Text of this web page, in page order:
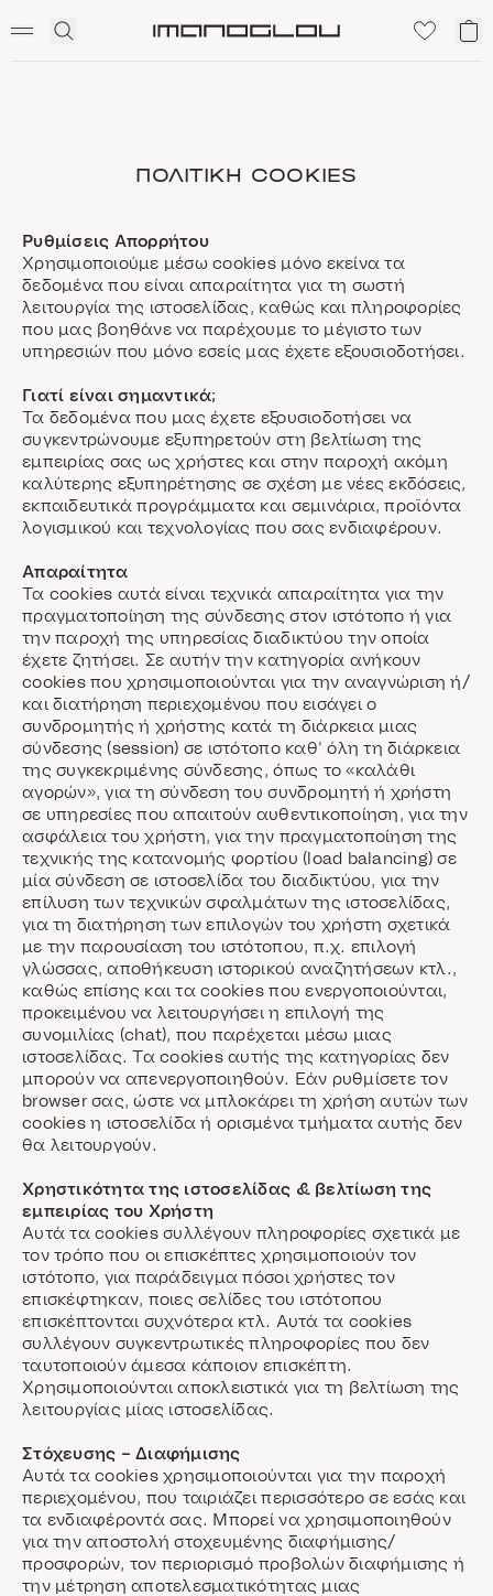
Click
Το
ΠΟΛΙΤΙΚΉ COOKIES
Ρυθμίσεις Απορρήτου
Χρησιμοποιούμε μέσω cookies μόνο εκείνα τα
δεδομένα που είναι απαραίτητα για τη σωστή
λειτουργία της ιστοσελίδας, καθώς και πληροφορίες
που μας βοηθάνε να παρέχουμε το μέγιστο των
υπηρεσιών που μόνο εσείς μας έχετε εξουσιοδοτήσει.
Γιατί είναι σημαντικά;
Τα δεδομένα που μας έχετε εξουσιοδοτήσει να
συγκεντρώνουμε εξυπηρετούν στη βελτίωση της
εμπειρίας σας ως χρήστες και στην παροχή ακόμη
καλύτερης εξυπηρέτησης σε σχέση με νέες εκδόσεις,
εκπαιδευτικά προγράμματα και σεμινάρια, προϊόντα
λογισμικού και τεχνολογίας που σας ενδιαφέρουν.
Απαραίτητα
Τα cookies αυτά είναι τεχνικά απαραίτητα για την
πραγματοποίηση της σύνδεσης στον ιστότοπο ή για
την παροχή της υπηρεσίας διαδικτύου την οποία
έχετε ζητήσει. Σε αυτήν την κατηγορία ανήκουν
cookies που χρησιμοποιούνται για την αναγνώριση ή/
και διατήρηση περιεχομένου που εισάγει ο
συνδρομητής ή χρήστης κατά τη διάρκεια μιας
σύνδεσης (session) σε ιστότοπο καθ’ όλη τη διάρκεια
της συγκεκριμένης σύνδεσης, όπως το «καλάθι
αγορών», για τη σύνδεση του συνδρομητή ή χρήστη
σε υπηρεσίες που απαιτούν αυθεντικοποίηση, για την
ασφάλεια του χρήστη, για την πραγματοποίηση της
τεχνικής της κατανομής φορτίου (load balancing) σε
μία σύνδεση σε ιστοσελίδα του διαδικτύου, για την
επίλυση των τεχνικών σφαλμάτων της ιστοσελίδας,
για τη διατήρηση των επιλογών του χρήστη σχετικά
με την παρουσίαση του ιστότοπου, π.χ. επιλογή
γλώσσας, αποθήκευση ιστορικού αναζητήσεων κτλ.,
καθώς επίσης και τα cookies που ενεργοποιούνται,
προκειμένου να λειτουργήσει η επιλογή της
συνομιλίας (chat), που παρέχεται μέσω μιας
ιστοσελίδας. Τα cookies αυτής της κατηγορίας δεν
μπορούν να απενεργοποιηθούν. Εάν ρυθμίσετε τον
browser σας, ώστε να μπλοκάρει τη χρήση αυτών των
cookies η ιστοσελίδα ή ορισμένα τμήματα αυτής δεν
θα λειτουργούν.
Χρηστικότητα της ιστοσελίδας & βελτίωση της
εμπειρίας του Χρήστη
Αυτά τα cookies συλλέγουν πληροφορίες σχετικά με
τον τρόπο που οι επισκέπτες χρησιμοποιούν τον
ιστότοπο, για παράδειγμα πόσοι χρήστες τον
επισκέφτηκαν, ποιες σελίδες του ιστότοπου
επισκέπτονται συχνότερα κτλ. Αυτά τα cookies
συλλέγουν συγκεντρωτικές πληροφορίες που δεν
ταυτοποιούν άμεσα κάποιον επισκέπτη.
Χρησιμοποιούνται αποκλειστικά για τη βελτίωση της
λειτουργίας μίας ιστοσελίδας.
Στόχευσης – Διαφήμισης
Αυτά τα cookies χρησιμοποιούνται για την παροχή
περιεχομένου, που ταιριάζει περισσότερο σε εσάς και
τα ενδιαφέροντά σας. Μπορεί να χρησιμοποιηθούν
για την αποστολή στοχευμένης διαφήμισης/
προσφορών, τον περιορισμό προβολών διαφήμισης ή
την μέτρηση αποτελεσματικότητας μιας